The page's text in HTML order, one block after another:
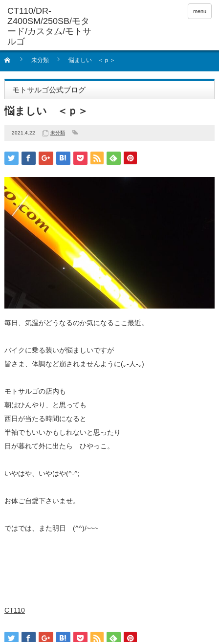
menu
未分類 悩ましい ＜ｐ＞
モトサルゴ公式ブログ
悩ましい ＜ｐ＞
2021.4.22 未分類
毎日、気温がどうなるのか気になるここ最近。
バイクに乗る装いが悩ましいですが
皆さま、体調など崩されませんように(｡-人-｡)
モトサルゴの店内も
朝はひんやり、と思っても
西日が当たる時間になると
半袖でもいいかもしれないと思ったり
日が暮れて外に出たら ひやっこ。
いやはや、いやはや(^-^;
お体ご自愛下さいませ。
ではでは、また明日 (^^)/~~~
CT110